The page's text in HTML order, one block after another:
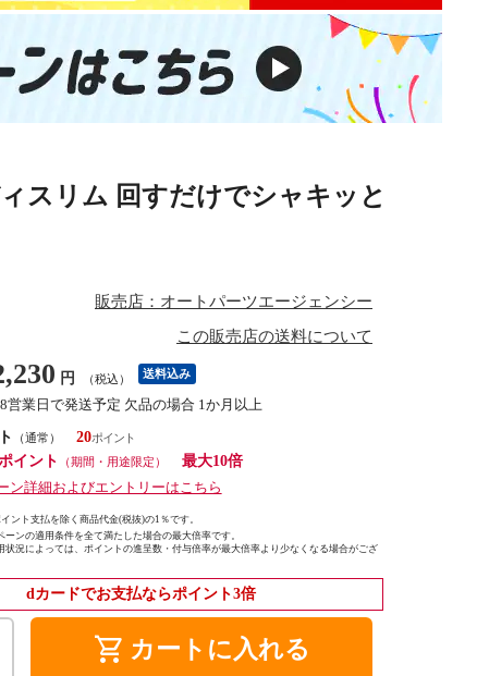
スリム 回すだけでシャキッと
販売店：オートパーツエージェンシー
この販売店の送料について
円 （税込） 送料込み
営業日で発送予定 欠品の場合 1か月以上
（通常）
20
イント
（期間・用途限定）
最大10倍
ン詳細およびエントリーはこちら
ント支払を除く商品代金(税抜)の1％です。
ーンの適用条件を全て満たした場合の最大倍率です。
状況によっては、ポイントの進呈数・付与倍率が最大倍率より少なくなる場合がござ
dカードでお支払ならポイント3倍
shopping_cart カートに入れる